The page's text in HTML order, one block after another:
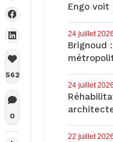
562
0
Engo voit
24 juillet 2026
Brignoud
24 juillet 2026
22 juillet 2026